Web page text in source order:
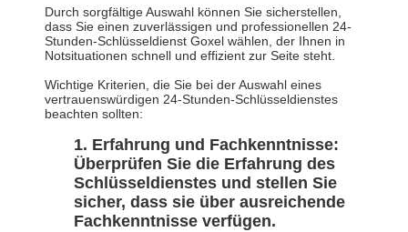
Durch sorgfältige Auswahl können Sie sicherstellen,
dass Sie einen zuverlässigen und professionellen 24-
Stunden-Schlüsseldienst Goxel wählen, der Ihnen in
Notsituationen schnell und effizient zur Seite steht.
Wichtige Kriterien, die Sie bei der Auswahl eines
vertrauenswürdigen 24-Stunden-Schlüsseldienstes
beachten sollten:
Erfahrung und Fachkenntnisse:
Überprüfen Sie die Erfahrung des
Schlüsseldienstes und stellen Sie
sicher, dass sie über ausreichende
Fachkenntnisse verfügen.